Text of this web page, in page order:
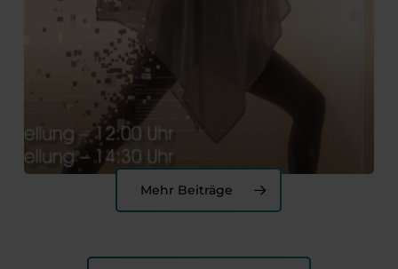
PARADISE ist eine zeitgenössische Tanzgala mit
Kindern und Jugendlichen, inspiriert von der Welt der
sozialen Medien, von Sichtbarkeit, Zugehörigkeit und
dem Wunsch, gesehen zu werden.In…
Mehr Beiträge